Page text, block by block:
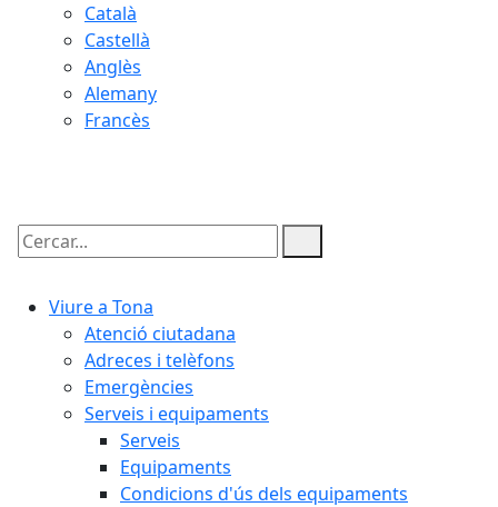
Català
Castellà
Anglès
Alemany
Francès
Cercar:
Viure a Tona
Atenció ciutadana
Adreces i telèfons
Emergències
Serveis i equipaments
Serveis
Equipaments
Condicions d'ús dels equipaments